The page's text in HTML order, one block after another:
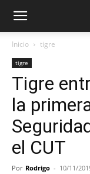
Inicio tigre
tigre
Tigre
la
el CUT
Por Rodrigo - 10/11/